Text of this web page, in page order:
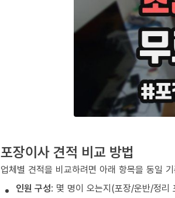
포장이사 견적 비교 방법
업체별 견적을 비교하려면 아래 항목을 동일
인원 구성: 몇 명이 오는지(포장/운반/정리